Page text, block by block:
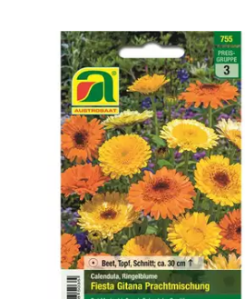
Zum vorigen Bild